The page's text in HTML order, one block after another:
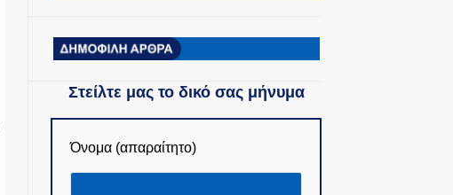
Στείλτε μας το δικό σας μήνυμα
Όνομα (απαραίτητο)